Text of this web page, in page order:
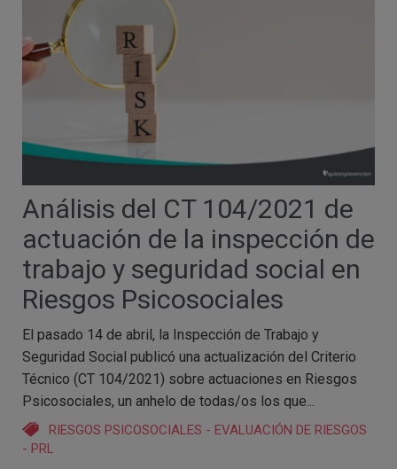
Análisis del CT 104/2021 de
actuación de la inspección de
trabajo y seguridad social en
Riesgos Psicosociales
El pasado 14 de abril, la Inspección de Trabajo y
Seguridad Social publicó una actualización del Criterio
Técnico (CT 104/2021) sobre actuaciones en Riesgos
Psicosociales, un anhelo de todas/os los que...
RIESGOS PSICOSOCIALES - EVALUACIÓN DE RIESGOS
- PRL